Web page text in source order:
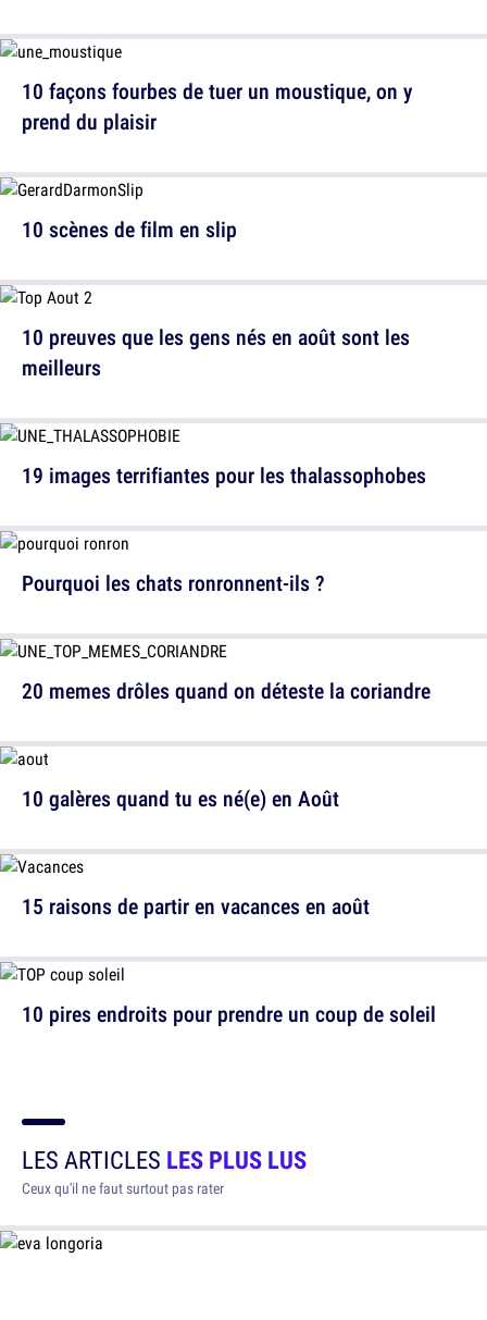
10 scènes de film en slip
19 images terrifiantes pour les thalassophobes
20 memes drôles quand on déteste la coriandre
15 raisons de partir en vacances en août
10 façons fourbes de tuer un moustique, on y
prend du plaisir
10 preuves que les gens nés en août sont les
meilleurs
Pourquoi les chats ronronnent-ils ?
10 galères quand tu es né(e) en Août
10 pires endroits pour prendre un coup de soleil
LES ARTICLES LES PLUS LUS
Ceux qu'il ne faut surtout pas rater